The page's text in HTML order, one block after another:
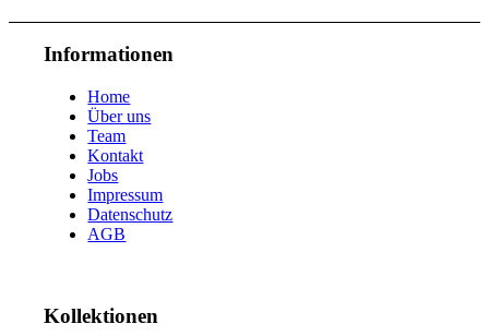
Informationen
Home
Über uns
Team
Kontakt
Jobs
Impressum
Datenschutz
AGB
Kollektionen